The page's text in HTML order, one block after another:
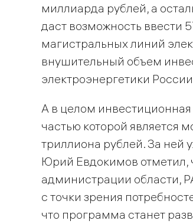
миллиарда рублей, а
даст возможность ввести
магистральных линий
внушительный объем
электроэнергетики
А в целом
частью которой является
триллиона рублей. За
Юрий Евдокимов отметил,
администрации области,
с точки зрения
что программа станет